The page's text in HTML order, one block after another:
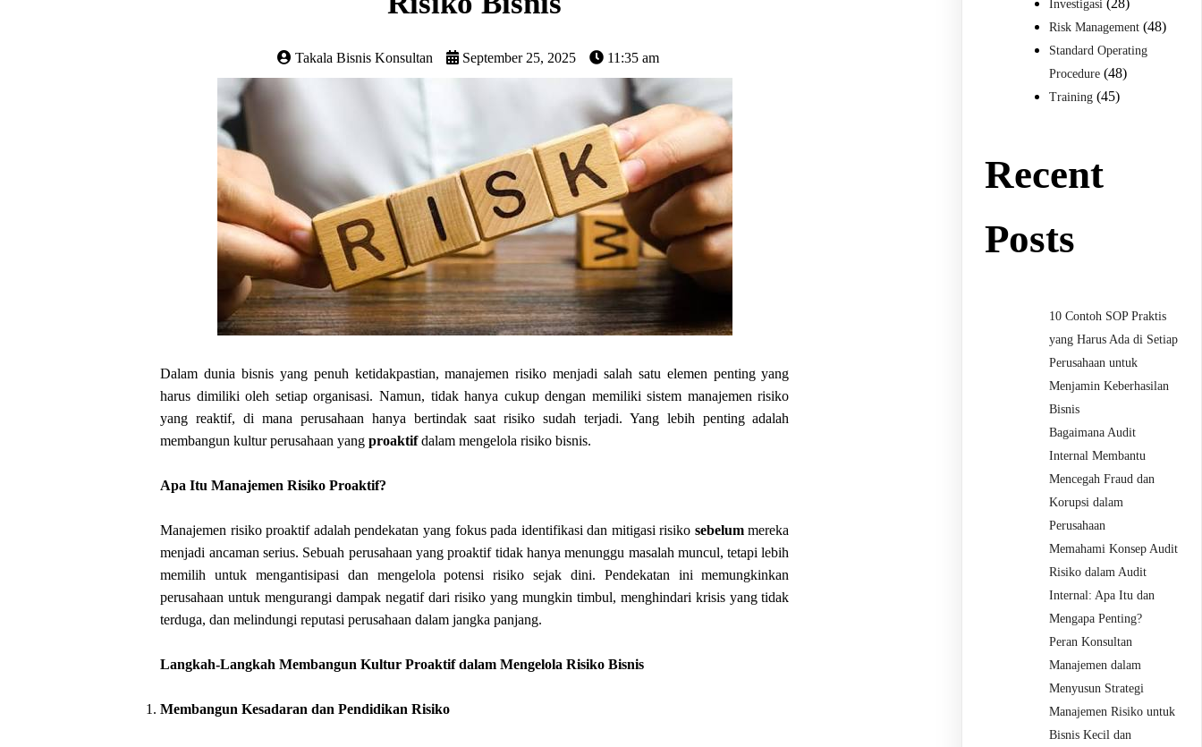
Takala Bisnis Konsultan September 25, 2025 11:35 am
Dalam dunia bisnis yang penuh ketidakpastian, manajemen risiko menjadi salah satu elemen penting yang
harus dimiliki oleh setiap organisasi. Namun, tidak hanya cukup dengan memiliki sistem manajemen risiko
yang reaktif, di mana perusahaan hanya bertindak saat risiko sudah terjadi. Yang lebih penting adalah
membangun kultur perusahaan yangproaktifdalam mengelola risiko bisnis.
Apa Itu Manajemen Risiko Proaktif?
Manajemen risiko proaktif adalah pendekatan yang fokus pada identifikasi dan mitigasi risiko sebelummereka
menjadi ancaman serius. Sebuah perusahaan yang proaktif tidak hanya menunggu masalah muncul, tetapi lebih
memilih untuk mengantisipasi dan mengelola potensi risiko sejak dini. Pendekatan ini memungkinkan
perusahaan untuk mengurangi dampak negatif dari risiko yang mungkin timbul, menghindari krisis yang tidak
terduga, dan melindungi reputasi perusahaan dalam jangka panjang.
Langkah-Langkah Membangun Kultur Proaktif dalam Mengelola Risiko Bisnis
Membangun Kesadaran dan Pendidikan Risiko
Investigasi (28)
Risk Management (48)
Standard Operating
Procedure (48)
Training (45)
Recent
Posts
10 Contoh SOP Praktis
yang Harus Ada di Setiap
Perusahaan untuk
Menjamin Keberhasilan
Bisnis
Bagaimana Audit
Internal Membantu
Mencegah Fraud dan
Korupsi dalam
Perusahaan
Memahami Konsep Audit
Risiko dalam Audit
Internal: Apa Itu dan
Mengapa Penting?
Peran Konsultan
Manajemen dalam
Menyusun Strategi
Manajemen Risiko untuk
Bisnis Kecil dan